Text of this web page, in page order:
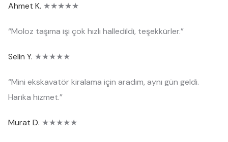
Ahmet K. ★★★★★
“Moloz taşıma işi çok hızlı halledildi, teşekkürler.”
Selin Y. ★★★★★
“Mini ekskavatör kiralama için aradım, aynı gün geldi.
Harika hizmet.”
Murat D. ★★★★★